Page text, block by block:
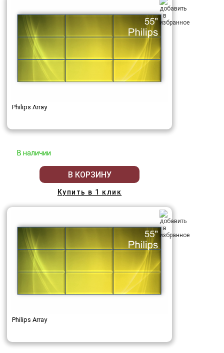
Philips Array
В наличии
В КОРЗИНУ
Купить в 1 клик
Philips Array